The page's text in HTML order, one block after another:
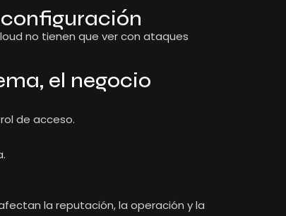
no tienen que ver con ataques
el negocio
de acceso.
la reputación, la operación y la